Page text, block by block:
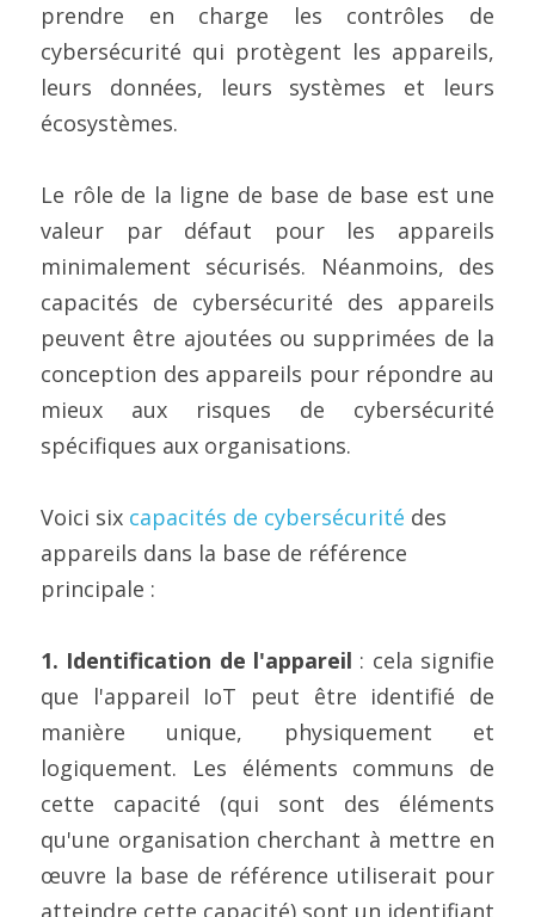
prendre en charge les contrôles de
cybersécurité qui protègent les appareils,
leurs données, leurs systèmes et leurs
écosystèmes.
Le rôle de la ligne de base de base est une
valeur par défaut pour les appareils
minimalement sécurisés. Néanmoins, des
capacités de cybersécurité des appareils
peuvent être ajoutées ou supprimées de la
conception des appareils pour répondre au
mieux aux risques de cybersécurité
spécifiques aux organisations.
Voici six capacités de cybersécurité des
appareils dans la base de référence
principale :
1. Identification de l'appareil : cela signifie
que l'appareil IoT peut être identifié de
manière unique, physiquement et
logiquement. Les éléments communs de
cette capacité (qui sont des éléments
qu'une organisation cherchant à mettre en
œuvre la base de référence utiliserait pour
atteindre cette capacité) sont un identifiant